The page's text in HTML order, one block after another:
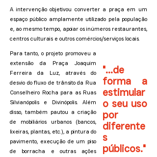
A intervenção objetivou converter a praça em um
espaço público amplamente utilizado pela população
e, ao mesmo tempo, apoiar os inúmeros restaurantes,
centros culturais e outros comércios/serviços locais.
Para tanto, o projeto promoveu a
extensão da Praça Joaquim
Ferreira da Luz, através do
desvio do fluxo de trânsito da Rua
Conselheiro Rocha para as Ruas
Silvianópolis e Divinópolis. Além
disso, também pautou a criação
de mobiliários urbanos (bancos,
lixeiras, plantas, etc.), a pintura do
pavimento, execução de um piso
de borracha e outras ações
"...de
forma a
estimular
o seu uso
por
diferente
s
públicos."